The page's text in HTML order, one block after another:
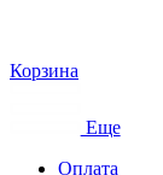
Корзина
Еще
Оплата